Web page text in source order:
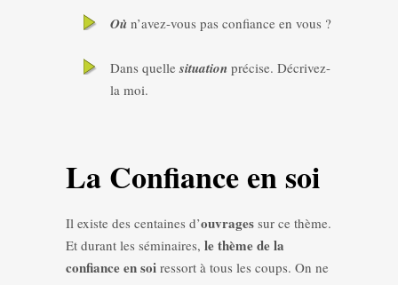
Où n’avez-vous pas confiance en vous ?
Dans quellesituation précise. Décrivez-
la moi.
La Confiance en soi
Il existe des centaines d’ouvrages sur ce thème.
Et durant les séminaires, le thème de la
confiance en soi ressort à tous les coups. On ne